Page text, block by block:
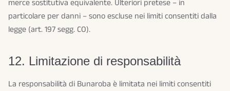
merce sostitutiva equivalente. Ulteriori pretese – in
particolare per danni – sono escluse nei limiti consentiti dalla
legge (art. 197 segg. CO).
12. Limitazione di responsabilità
La responsabilità di Bunaroba è limitata nei limiti consentiti